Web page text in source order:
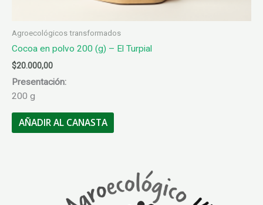
Agroecológicos transformados
Cocoa en polvo 200 (g) – El Turpial
$20.000,00
Presentación:
200 g
AÑADIR AL CANASTA